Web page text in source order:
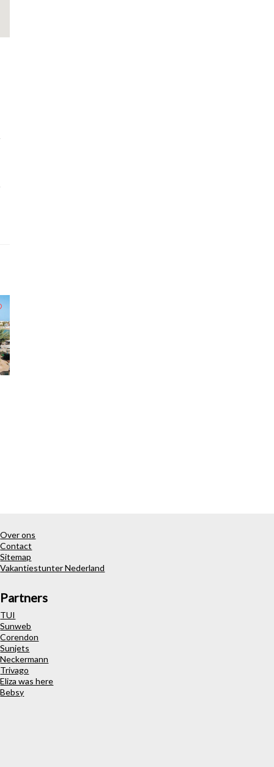
Over ons
Contact
Sitemap
Vakantiestunter Nederland
Partners
TUI
Sunweb
Corendon
Sunjets
Neckermann
Trivago
Eliza was here
Bebsy